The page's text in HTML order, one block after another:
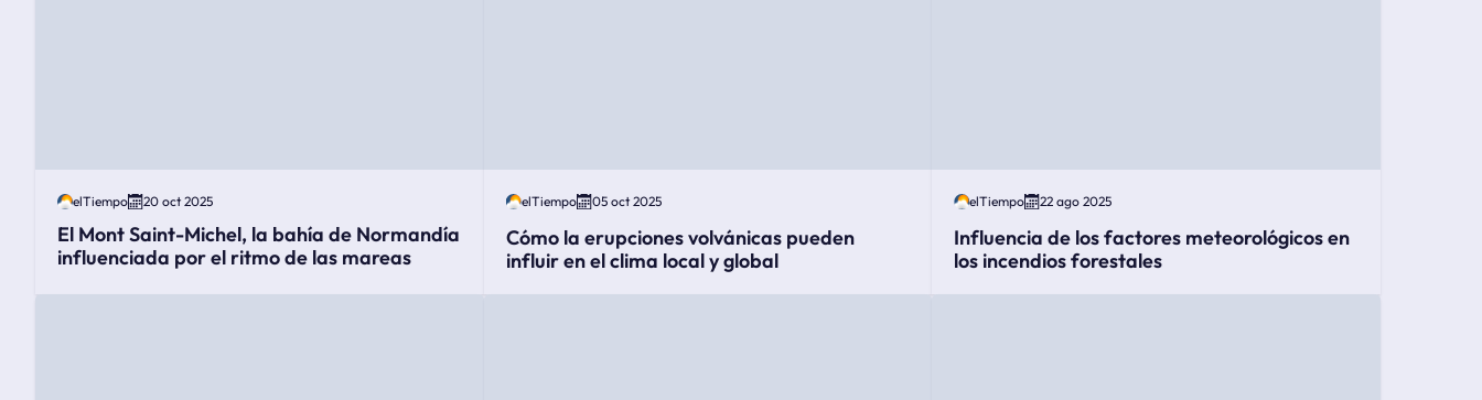
elTiempo 20 oct 2025
El Mont Saint-Michel, la bahía de Normandía
influenciada por el ritmo de las mareas
elTiempo 05 oct 2025
Cómo la erupciones volvánicas pueden
influir en el clima local y global
elTiempo 22 ago 2025
Influencia de los factores meteorológicos en
los incendios forestales